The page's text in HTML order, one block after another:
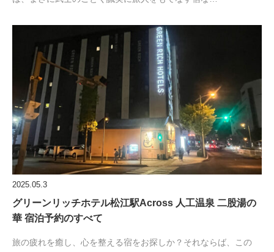
2025.05.3
グリーンリッチホテル松江駅Across 人工温泉 二股湯の
華 宿泊予約のすべて
旅の疲れを癒し、心を整える宿をお探しか？それならば、この